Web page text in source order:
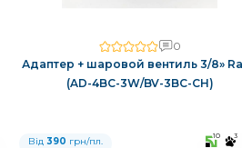
0
Адаптер + шаровой вентиль 3/8»
(AD-4BC-3W/BV-3BC-CH)
Від 390 грн/пл. 10 3